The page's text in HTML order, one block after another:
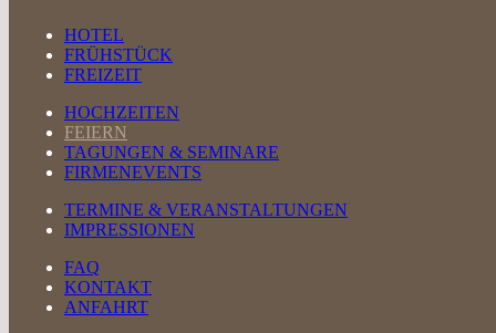
HOTEL
FRÜHSTÜCK
FREIZEIT
HOCHZEITEN
FEIERN
TAGUNGEN & SEMINARE
FIRMENEVENTS
TERMINE & VERANSTALTUNGEN
IMPRESSIONEN
FAQ
KONTAKT
ANFAHRT